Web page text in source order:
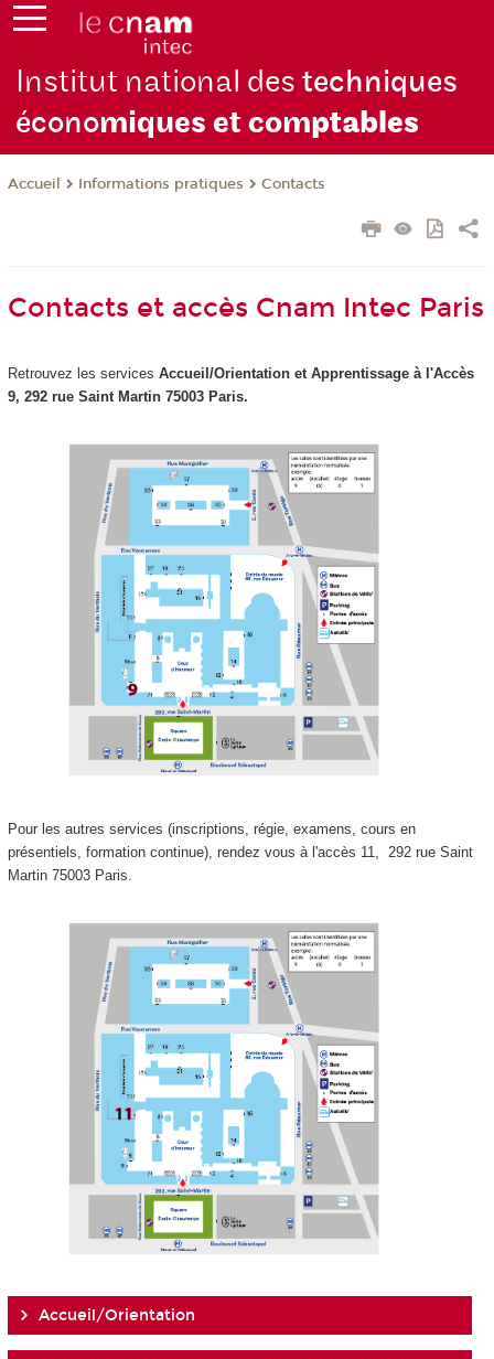
Institut national destechniques
économiques et comptables
Accueil Informations pratiques Contacts
Contacts et accès Cnam Intec Paris
Retrouvez les services Accueil/Orientation et Apprentissage à l'Accès
9, 292 rue Saint Martin 75003 Paris.
Pour les autres services (inscriptions, régie, examens, cours en
présentiels, formation continue), rendez vous à l'accès 11, 292 rue Saint
Martin 75003 Paris.
Accueil/Orientation